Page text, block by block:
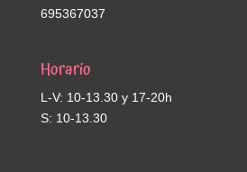
695367037
Horario
L-V: 10-13.30 y 17-20h
S: 10-13.30